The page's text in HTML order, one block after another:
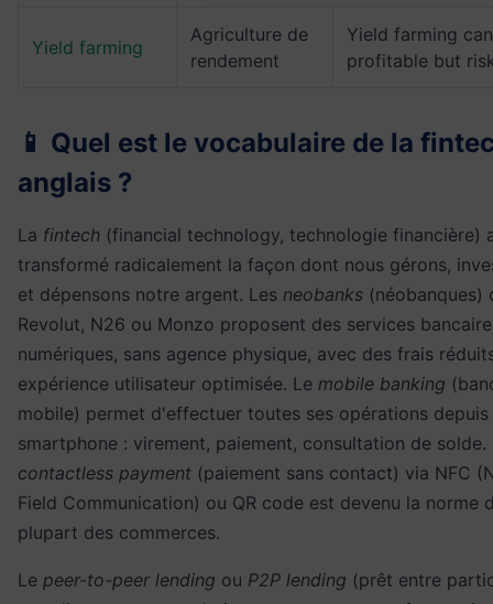
Yield farming
Agriculture de
rendement
Yield farming
profitable but
📱 Quel est le vocabulaire de la
anglais ?
La fintech (financial technology, technologie financière)
transformé radicalement la façon dont nous gérons,
et dépensons notre argent. Les neobanks (néobanques)
Revolut, N26 ou Monzo proposent des services
numériques, sans agence physique, avec des frais
expérience utilisateur optimisée. Le mobile banking
mobile) permet d'effectuer toutes ses opérations depuis
smartphone : virement, paiement, consultation de solde.
contactless payment (paiement sans contact) via NFC
Field Communication) ou QR code est devenu la norme
plupart des commerces.
Le peer-to-peer lending ou P2P lending (prêt entre